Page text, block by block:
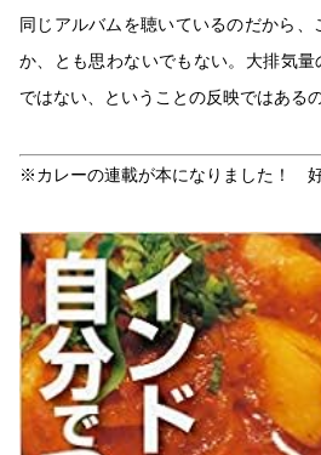
同じアルバムを聴いているのだから
か、とも思わないでもない。大排気
ではない、ということの反映ではあるの
※カレーの連載が本になりました！ 好